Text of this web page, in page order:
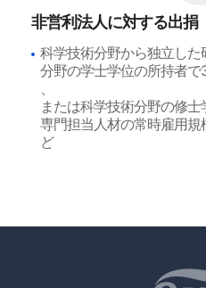
非営利法人に対する出捐
科学技術分野から独立し
分野の学士学位の所持者
、
または科学技術分野の修
専門担当人材の常時雇用
ど